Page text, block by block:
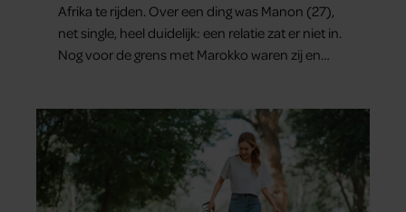
Afrika te rijden. Over een ding was Manon (27),
net single, heel duidelijk: een relatie zat er niet in.
Nog voor de grens met Marokko waren zij en
zo stellig gezegd: dit wordt niets!”